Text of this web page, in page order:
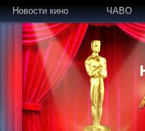
Новости кино ЧАВО